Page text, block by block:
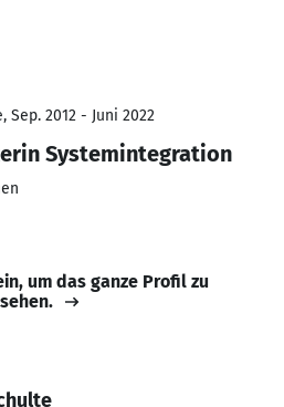
Sep. 2012 - Juni 2022
Systemintegration
um das ganze Profil zu
sehen.